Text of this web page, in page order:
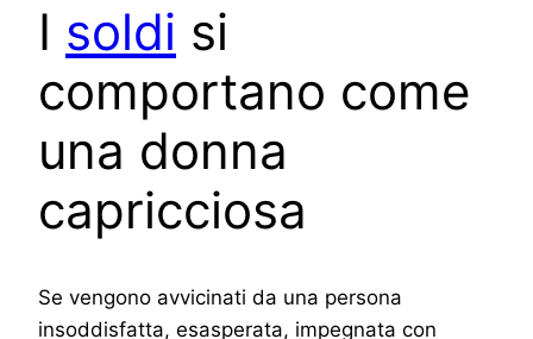
I soldi si
comportano come
una donna
capricciosa
Se vengono avvicinati da una persona
insoddisfatta, esasperata, impegnata con